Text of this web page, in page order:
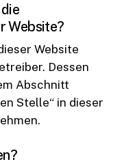
Website?
Website
Dessen
Abschnitt
Stelle“ in dieser